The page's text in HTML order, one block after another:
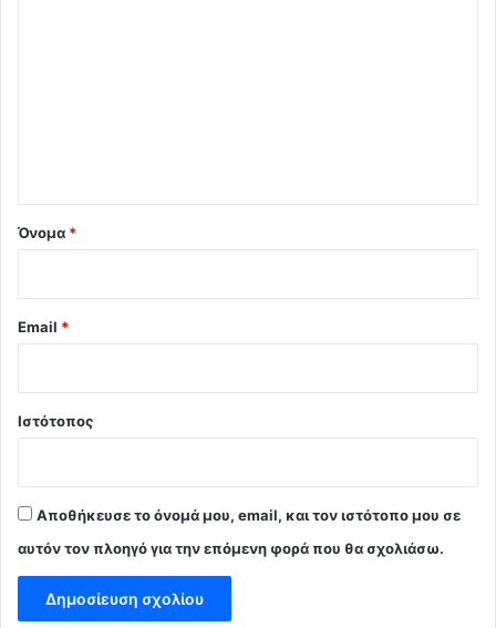
Όνομα *
Email *
Ιστότοπος
Αποθήκευσε το όνομά μου, email, και τον ιστότοπο μου σε
αυτόν τον πλοηγό για την επόμενη φορά που θα σχολιάσω.